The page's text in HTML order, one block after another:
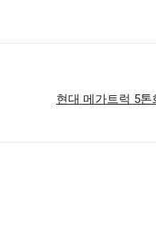
현대 메가트럭 5